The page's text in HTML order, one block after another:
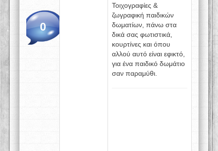
0
Τοιχογραφίες &
ζωγραφική παιδικών
δωματίων, πάνω στα
δικά σας φωτιστικά,
κουρτίνες και όπου
αλλού αυτό είναι εφικτό,
για ένα παιδικό δωμάτιο
σαν παραμύθι.